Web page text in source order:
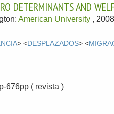
DETERMINANTS AND
American University , 2008
> <DESPLAZADOS> <
676pp ( revista )